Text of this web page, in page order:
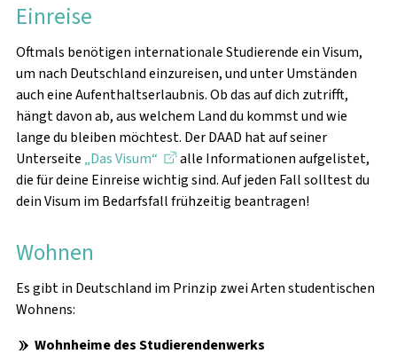
IM STUDIUM
NACH DEM STUDIUM
Einreise
Oftmals benötigen internationale Studierende ein Visum,
um nach Deutschland einzureisen, und unter Umständen
auch eine Aufenthaltserlaubnis. Ob das auf dich zutrifft,
hängt davon ab, aus welchem Land du kommst und wie
lange du bleiben möchtest. Der DAAD hat auf seiner
Unterseite „Das Visum“
alle Informationen aufgelistet,
die für deine Einreise wichtig sind. Auf jeden Fall solltest du
dein Visum im Bedarfsfall frühzeitig beantragen!
Wohnen
Es gibt in Deutschland im Prinzip zwei Arten studentischen
Wohnens:
Wohnheime des Studierendenwerks